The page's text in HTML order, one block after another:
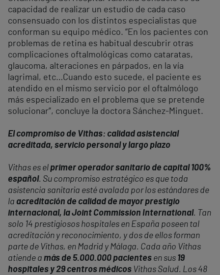
capacidad de realizar un estudio de cada caso
consensuado con los distintos especialistas que
conforman su equipo médico. “En los pacientes con
problemas de retina es habitual descubrir otras
complicaciones oftalmológicas como cataratas,
glaucoma, alteraciones en párpados, en la vía
lagrimal, etc…Cuando esto sucede, el paciente es
atendido en el mismo servicio por el oftalmólogo
más especializado en el problema que se pretende
solucionar”, concluye la doctora Sánchez-Minguet.
El compromiso de Vithas: calidad asistencial
acreditada, servicio personal y largo plazo
Vithas es elprimer operador sanitario de capital 100%
español. Su compromiso estratégico es que toda
asistencia sanitaria esté avalada por los estándares de
la acreditación de calidad de mayor prestigio
internacional, la Joint Commission International. Tan
solo 14 prestigiosos hospitales en España poseen tal
acreditación y reconocimiento, y dos de ellos forman
parte de Vithas, en Madrid y Málaga. Cada año Vithas
atiende a más de 5.000.000 pacientes en sus 19
hospitales y 29 centros médicos Vithas Salud. Los 48